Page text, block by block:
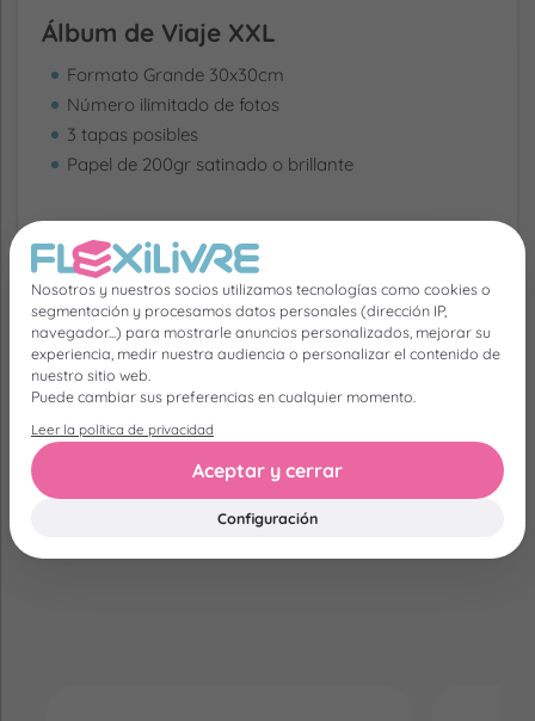
Álbum de Viaje XXL
Formato Grande 30x30cm
Número ilimitado de fotos
3 tapas posibles
Papel de 200gr satinado o brillante
377 Opiniones
Nuestros clientes cuentan
su historia
No preguntamos nada, ¡lo contaron todo!
Nosotros y nuestros socios utilizamos tecnologías como cookies o
segmentación y procesamos datos personales (dirección IP,
navegador...) para mostrarle anuncios personalizados, mejorar su
experiencia, medir nuestra audiencia o personalizar el contenido de
nuestro sitio web.
Puede cambiar sus preferencias en cualquier momento.
Leer la política de privacidad
Aceptar y cerrar
Configuración